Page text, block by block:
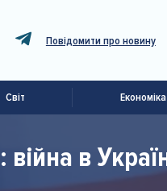
Повідомити про новину
Світ Економіка
в